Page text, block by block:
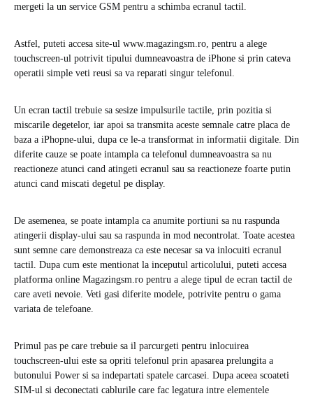
mergeti la un service GSM pentru a schimba ecranul tactil.
Astfel, puteti accesa site-ul www.magazingsm.ro, pentru a alege
touchscreen-ul potrivit tipului dumneavoastra de iPhone si prin cateva
operatii simple veti reusi sa va reparati singur telefonul.
Un ecran tactil trebuie sa sesize impulsurile tactile, prin pozitia si
miscarile degetelor, iar apoi sa transmita aceste semnale catre placa de
baza a iPhopne-ului, dupa ce le-a transformat in informatii digitale. Din
diferite cauze se poate intampla ca telefonul dumneavoastra sa nu
reactioneze atunci cand atingeti ecranul sau sa reactioneze foarte putin
atunci cand miscati degetul pe display.
De asemenea, se poate intampla ca anumite portiuni sa nu raspunda
atingerii display-ului sau sa raspunda in mod necontrolat. Toate acestea
sunt semne care demonstreaza ca este necesar sa va inlocuiti ecranul
tactil. Dupa cum este mentionat la inceputul articolului, puteti accesa
platforma online Magazingsm.ro pentru a alege tipul de ecran tactil de
care aveti nevoie. Veti gasi diferite modele, potrivite pentru o gama
variata de telefoane.
Primul pas pe care trebuie sa il parcurgeti pentru inlocuirea
touchscreen-ului este sa opriti telefonul prin apasarea prelungita a
butonului Power si sa indepartati spatele carcasei. Dupa aceea scoateti
SIM-ul si deconectati cablurile care fac legatura intre elementele